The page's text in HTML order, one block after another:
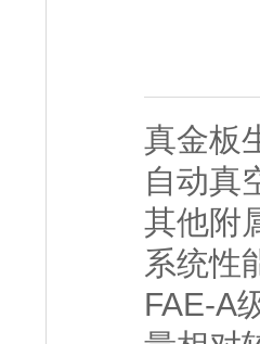
真金板
自动真
其他附
系统性
FAE-A